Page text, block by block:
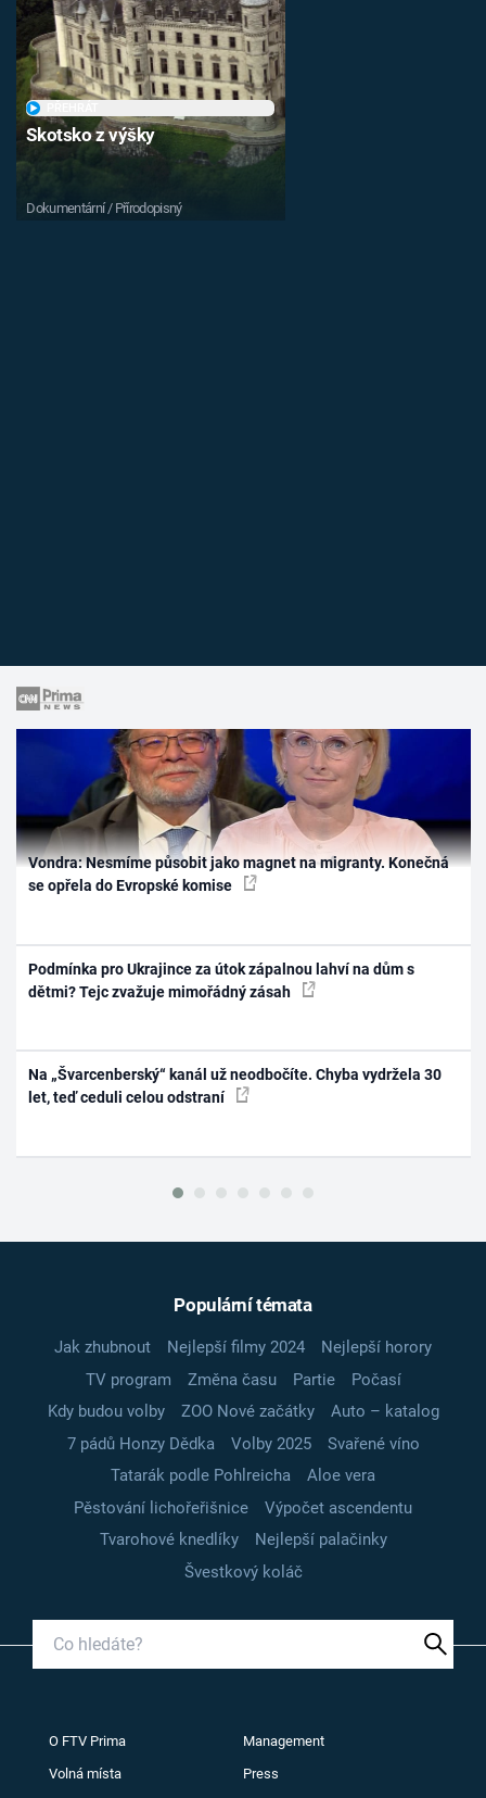
Skotsko z výšky
Dokumentární / Přírodopisný
Vondra: Nesmíme působit jako magnet na migranty. Konečná
se opřela do Evropské komise
Podmínka pro Ukrajince za útok zápalnou lahví na dům s
dětmi? Tejc zvažuje mimořádný zásah
Na „Švarcenberský“ kanál už neodbočíte. Chyba vydržela 30
let, teď ceduli celou odstraní
Populární témata
Jak zhubnout Nejlepší filmy 2024
Nejlepší horory
TV program
Změna času Partie
Počasí
Kdy budou volby
ZOO Nové začátky
Auto – katalog
7 pádů Honzy Dědka
Volby 2025
Svařené víno
Tatarák podle Pohlreicha
Aloe vera
Pěstování lichořeřišnice
Výpočet ascendentu
Tvarohové knedlíky
Nejlepší palačinky
Švestkový koláč
O FTV Prima Management
Volná místa Press